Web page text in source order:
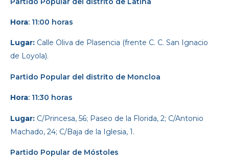
Hora: 11:00 horas
Lugar: Calle Oliva de Plasencia (frente C. C. San Ignacio
de Loyola).
Partido Popular del distrito de Moncloa
Hora: 11:30 horas
Lugar: C/Princesa, 56; Paseo de la Florida, 2; C/Antonio
Machado, 24; C/Baja de la Iglesia, 1.
Partido Popular de Móstoles